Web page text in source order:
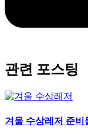
관련 포스팅
겨울 수상레저 준비